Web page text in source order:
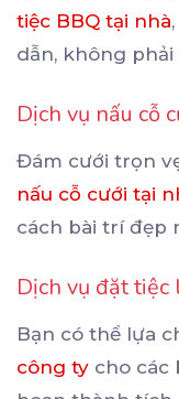
tiệc BBQ tại nhà
dẫn, không phải
Dịch vụ nấu cỗ
Đám cưới trọn
nấu cỗ cưới tại
cách bài trí đẹp
Dịch vụ đặt
Bạn có thể lựa
công ty cho các